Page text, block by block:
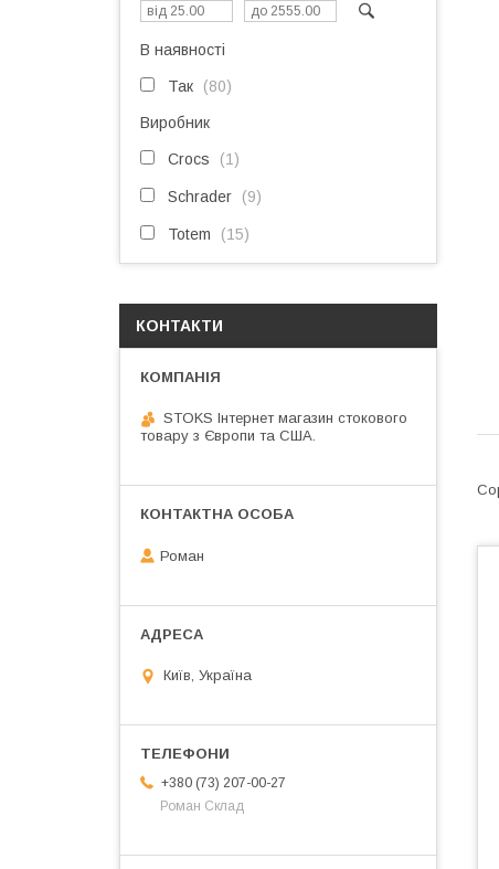
В наявності
Так 80
Виробник
Crocs 1
Schrader 9
Totem 15
КОНТАКТИ
STOKS Інтернет магазин стокового
товару з Європи та США.
Роман
Київ, Україна
+380 (73) 207-00-27
Роман Склад